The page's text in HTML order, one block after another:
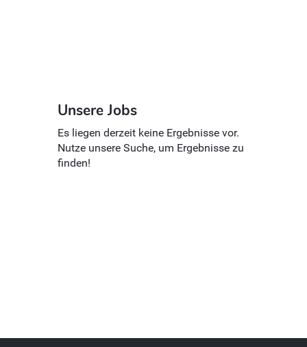
Unsere Jobs
Es liegen derzeit keine Ergebnisse vor.
Nutze unsere Suche, um Ergebnisse zu
finden!